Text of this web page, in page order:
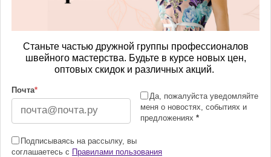
Станьте частью дружной группы профессионалов
швейного мастерства. Будьте в курсе новых цен,
оптовых скидок и различных акций.
Почта*
Да, пожалуйста уведомляйте
меня о новостях, событиях и
предложениях *
Подписываясь на рассылку, вы
соглашаетесь с Правилами пользования